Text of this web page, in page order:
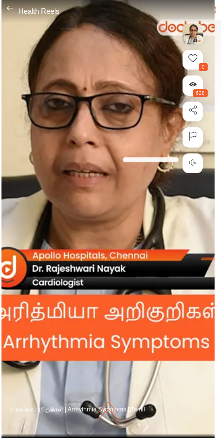
---
Health Reels
அரித்மியா அறிகுறிகள் | Arrhythmia Symptoms | Tamil
0
628